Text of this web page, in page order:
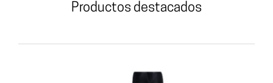
Productos destacados